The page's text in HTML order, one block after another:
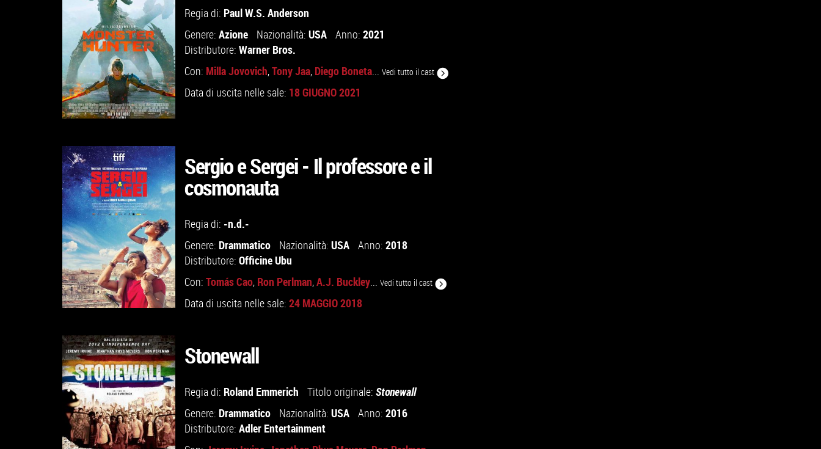
VAI ALLA SCHEDA
GUARDA IL TRAILER
VAI ALLA SCHEDA
Regia di: Paul W.S. Anderson
Genere: Azione Nazionalità: USA Anno: 2021
Distributore: Warner Bros.
Con: Milla Jovovich,Tony Jaa, Diego Boneta... Vedi tutto il cast
Data di uscita nelle sale: 18 GIUGNO 2021
GUARDA IL TRAILER
VAI ALLA SCHEDA
Sergio e Sergei - Il professore e il
cosmonauta
Regia di: -n.d.-
Genere: Drammatico Nazionalità: USA Anno: 2018
Distributore: Officine Ubu
Con: Tomás Cao, Ron Perlman,A.J. Buckley... Vedi tutto il cast
Data di uscita nelle sale: 24 MAGGIO 2018
Stonewall
Regia di: Roland Emmerich Titolo originale: Stonewall
Genere: Drammatico Nazionalità: USA Anno: 2016
Distributore: Adler Entertainment